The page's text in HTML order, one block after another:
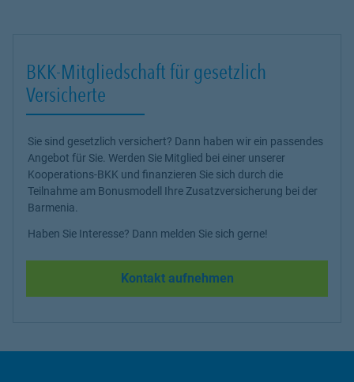
BKK-Mitgliedschaft für gesetzlich
Versicherte
Sie sind gesetzlich versichert? Dann haben wir ein passendes
Angebot für Sie. Werden Sie Mitglied bei einer unserer
Kooperations-BKK und finanzieren Sie sich durch die
Teilnahme am Bonusmodell Ihre Zusatzversicherung bei der
Barmenia.
Haben Sie Interesse? Dann melden Sie sich gerne!
Kontakt aufnehmen